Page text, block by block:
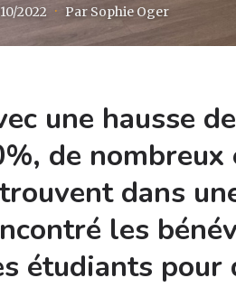
2022 · Par Sophie Oger
une hausse
de
dans
les
étudiants pour